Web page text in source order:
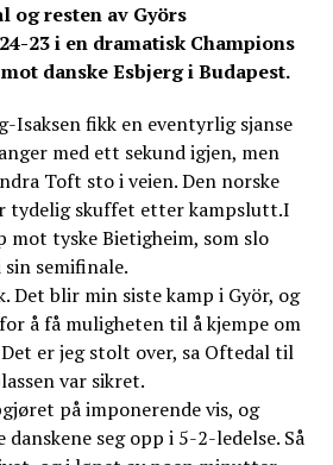
og resten av Györs
23 i en dramatisk Champions
danske Esbjerg i Budapest.
Isaksen fikk en eventyrlig sjanse
med ett sekund igjen, men
Toft sto i veien. Den norske
tydelig skuffet etter kampslutt.I
mot tyske Bietigheim, som slo
semifinale.
Det blir min siste kamp i Györ, og
å få muligheten til å kjempe om
er jeg stolt over, sa Oftedal til
var sikret.
på imponerende vis, og
seg opp i 5-2-ledelse. Så